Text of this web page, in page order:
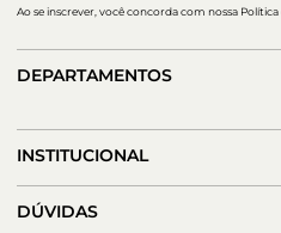
Ao se inscrever, você concorda com nossa Política
DEPARTAMENTOS
INSTITUCIONAL
DÚVIDAS